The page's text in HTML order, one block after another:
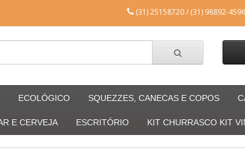
(31) 25158720 / (31) 98892-4596
ECOLÓGICO SQUEZZES, CANECAS E COPOS
E CERVEJA ESCRITÓRIO KIT CHURRASCO KIT